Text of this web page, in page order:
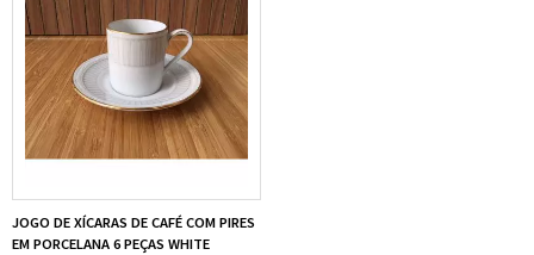
JOGO DE XÍCARAS DE CAFÉ COM PIRES
EM PORCELANA 6 PEÇAS WHITE